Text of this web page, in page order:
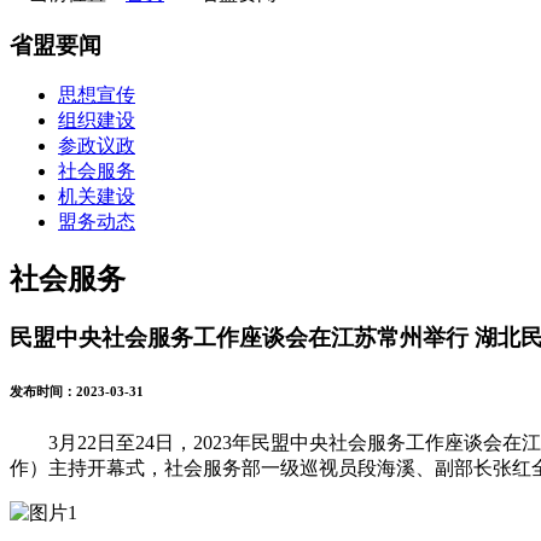
省盟要闻
思想宣传
组织建设
参政议政
社会服务
机关建设
盟务动态
社会服务
民盟中央社会服务工作座谈会在江苏常州举行 湖北
发布时间：2023-03-31
3月22日至24日，2023年民盟中央社会服务工作座谈会
作）主持开幕式，社会服务部一级巡视员段海溪、副部长张